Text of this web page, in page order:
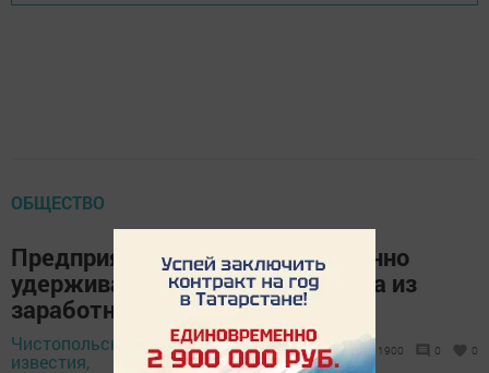
ОБЩЕСТВО
Предприятие Чистополя незаконно
удерживало денежные средства из
заработной платы
Чистопольские
известия,
23 августа 2018
- 15:03
1900 0 0